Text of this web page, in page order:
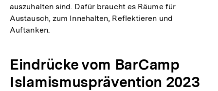
auszuhalten sind. Dafür braucht es Räume für
Austausch, zum Innehalten, Reflektieren und
Auftanken.
Eindrücke vom BarCamp
Islamismusprävention 2023